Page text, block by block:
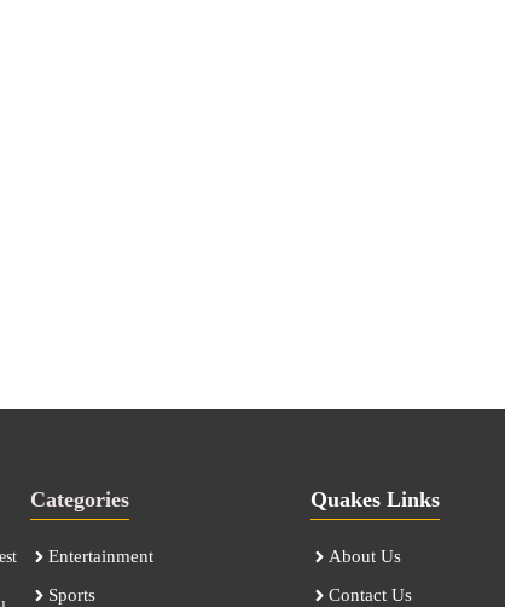
Categories
Entertainment
Sports
Quakes Links
About Us
Contact Us